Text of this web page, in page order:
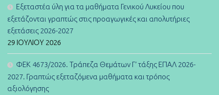
Εξεταστέα ύλη για τα μαθήματα Γενικού Λυκείου που
εξετάζονται γραπτώς στις προαγωγικές και απολυτήριες
εξετάσεις 2026-2027
29 ΙΟΥΛΊΟΥ 2026
ΦΕΚ 4673/2026. Τράπεζα Θεμάτων Γ’ τάξης ΕΠΑΛ 2026-
2027. Γραπτώς εξεταζόμενα μαθήματα και τρόπος
αξιολόγησης